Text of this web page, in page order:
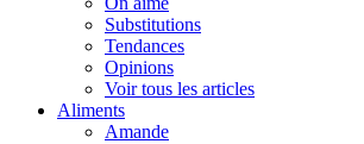
Substitutions
Tendances
Opinions
Voir tous les articles
Aliments
Amande